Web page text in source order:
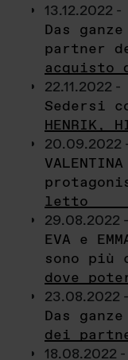
13.12.2022 -
Das
partner
acquisto
22.11.2022 -
Sedersi
HENRIK,
20.09.2022
letto
29.08.2022 -
EVA e
sono più
dove
23.08.2022 -
Das
dei
18.08.2022 -